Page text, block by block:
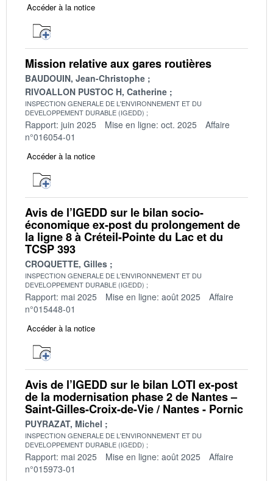
Accéder à la notice
Mission relative aux gares routières
BAUDOUIN, Jean-Christophe
RIVOALLON PUSTOC H, Catherine
INSPECTION GENERALE DE L'ENVIRONNEMENT ET DU
DEVELOPPEMENT DURABLE (IGEDD)
Rapport: juin 2025 Mise en ligne: oct. 2025
Affaire
n°016054-01
Accéder à la notice
Avis de l’IGEDD sur le bilan socio-
économique ex-post du prolongement de
la ligne 8 à Créteil-Pointe du Lac et du
TCSP 393
CROQUETTE, Gilles
INSPECTION GENERALE DE L'ENVIRONNEMENT ET DU
DEVELOPPEMENT DURABLE (IGEDD)
Rapport: mai 2025 Mise en ligne: août 2025
Affaire
n°015448-01
Accéder à la notice
Avis de l’IGEDD sur le bilan LOTI ex-post
de la modernisation phase 2 de Nantes –
Saint-Gilles-Croix-de-Vie / Nantes - Pornic
PUYRAZAT, Michel
INSPECTION GENERALE DE L'ENVIRONNEMENT ET DU
DEVELOPPEMENT DURABLE (IGEDD)
Rapport: mai 2025 Mise en ligne: août 2025
Affaire
n°015973-01